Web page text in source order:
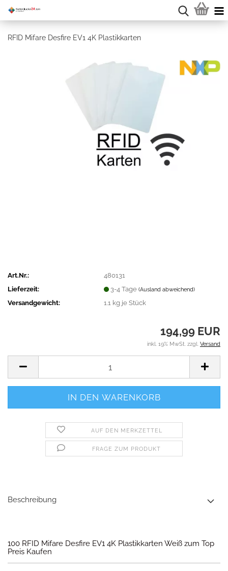
RFID Mifare Desfire EV1 4K Plastikkarten
Art.Nr.:
480131
Lieferzeit:
3-4 Tage(Ausland abweichend)
Versandgewicht: 1.1 kg je Stück
194,99 EUR
inkl. 19% MwSt. zzgl. Versand
AUF DEN MERKZETTEL
FRAGE ZUM PRODUKT
Beschreibung
​100 RFID Mifare Desfire EV1 4K Plastikkarten Weiß zum Top
Preis Kaufen